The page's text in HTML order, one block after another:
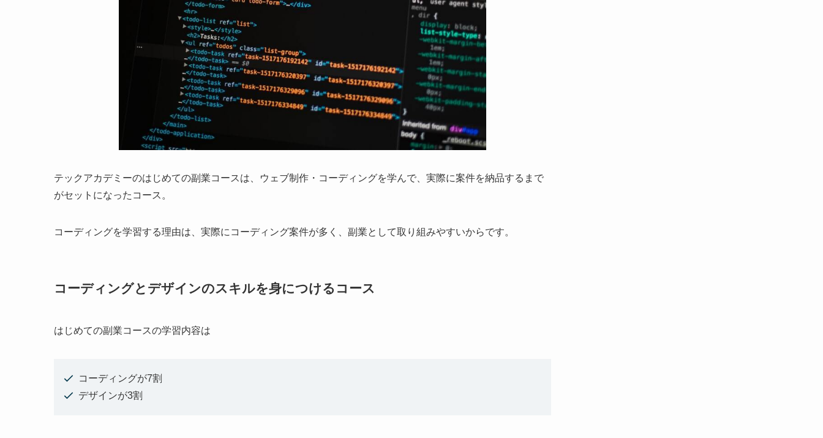
テックアカデミーのはじめての副業コースは、ウェブ制作・コーディングを学んで、実際に案件を納品するまで
がセットになったコース。
コーディングを学習する理由は、実際にコーディング案件が多く、副業として取り組みやすいからです。
コーディングとデザインのスキルを身につけるコース
はじめての副業コースの学習内容は
コーディングが7割
デザインが3割